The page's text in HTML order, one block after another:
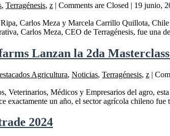
, Terragénesis, z | Comments are Closed | 19 junio,
Carlos Meza y Marcela Carrillo Quillota,
Carlos Meza, CEO de Terragénesis, fue una
Lanzan la 2da
Agricultura, Noticias, Terragénesis, z |
Veterinarios, Médicos y Empresarios del agro,
exactamente un año, el sector agrícola chileno
2024